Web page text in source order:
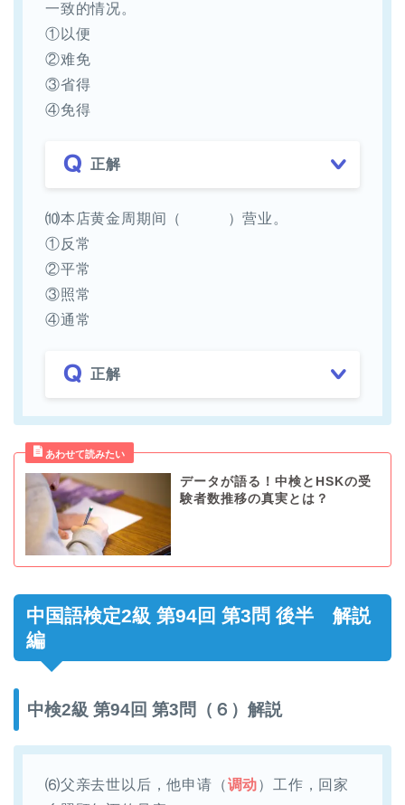
一致的情况。
①以便
②难免
③省得
④免得
正解
⑽本店黄金周期间（ ）营业。
①反常
②平常
③照常
④通常
正解
データが語る！中検とHSKの受
験者数推移の真実とは？
中国語検定2級 第94回 第3問 後半 解説
編
中検2級 第94回 第3問（６）解説
⑹父亲去世以后，他申请（调动）工作，回家